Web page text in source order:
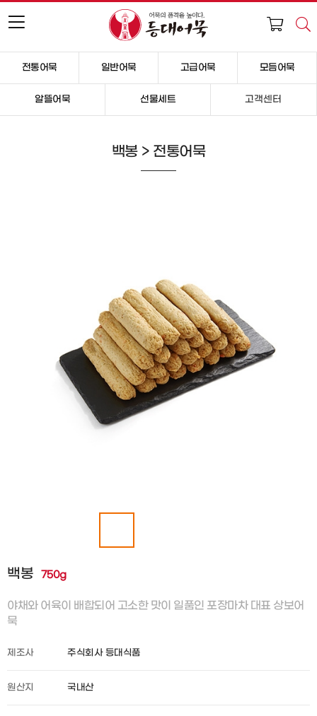
전통어묵 일반어묵 고급어묵 모듬어묵
알뜰어묵 선물세트 고객센터
백봉 > 전통어묵
백봉 750g
야채와 어육이 배합되어 고소한 맛이 일품인 포장마차 대표 상보어
묵
제조사 주식회사 등대식품
원산지 국내산